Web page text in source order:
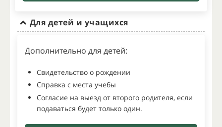
Для детей и учащихся
Дополнительно для детей:
Свидетельство о рождении
Справка с места учебы
Согласие на выезд от второго родителя, если
подаваться будет только один.